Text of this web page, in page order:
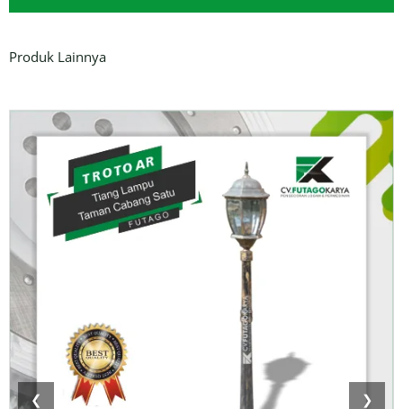
Produk Lainnya
❮ ❯